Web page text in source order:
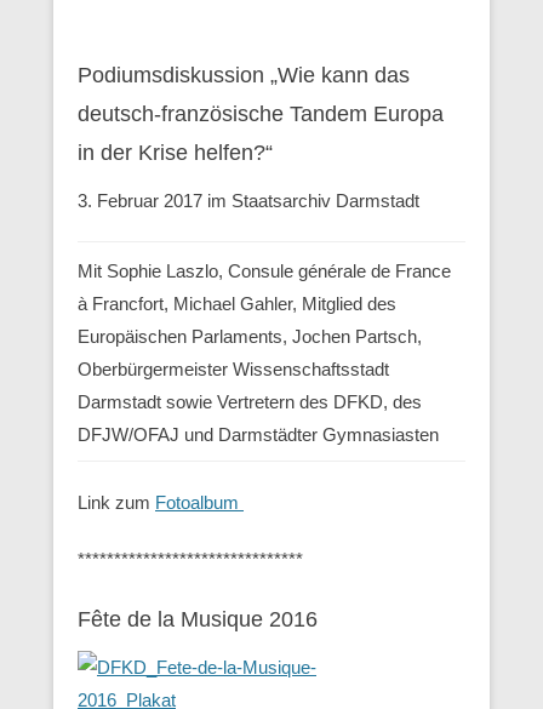
Podiumsdiskussion „Wie kann das
deutsch-französische Tandem Europa
in der Krise helfen?“
3. Februar 2017 im Staatsarchiv Darmstadt
Mit Sophie Laszlo, Consule générale de France
à Francfort, Michael Gahler, Mitglied des
Europäischen Parlaments, Jochen Partsch,
Oberbürgermeister Wissenschaftsstadt
Darmstadt sowie Vertretern des DFKD, des
DFJW/OFAJ und Darmstädter Gymnasiasten
Link zum Fotoalbum
*******************************
Fête de la Musique 2016